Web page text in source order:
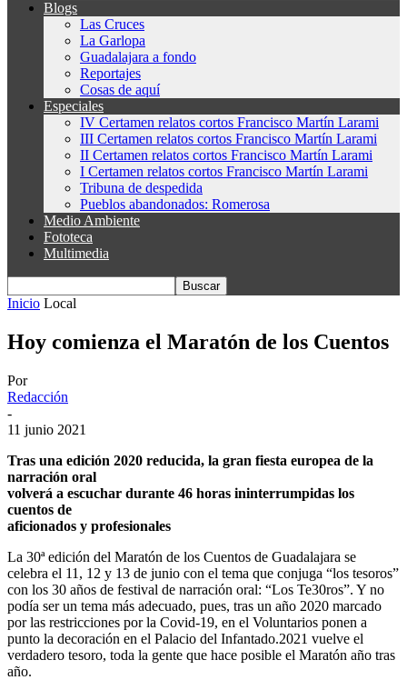
Blogs
Las Cruces
La Garlopa
Guadalajara a fondo
Reportajes
Cosas de aquí
Especiales
IV Certamen relatos cortos Francisco Martín Larami
III Certamen relatos cortos Francisco Martín Larami
II Certamen relatos cortos Francisco Martín Larami
I Certamen relatos cortos Francisco Martín Larami
Tribuna de despedida
Pueblos abandonados: Romerosa
Medio Ambiente
Fototeca
Multimedia
Inicio Local
Hoy comienza el Maratón de los Cuentos
Por
Redacción
-
11 junio 2021
Tras una edición 2020 reducida, la gran fiesta europea de la
narración oral
volverá a escuchar durante 46 horas ininterrumpidas los
cuentos de
aficionados y profesionales
La 30ª edición del Maratón de los Cuentos de Guadalajara se
celebra el 11, 12 y 13 de junio con el tema que conjuga “los tesoros”
con los 30 años de festival de narración oral: “Los Te30ros”. Y no
podía ser un tema más adecuado, pues, tras un año 2020 marcado
por las restricciones por la Covid-19, en el Voluntarios ponen a
punto la decoración en el Palacio del Infantado.2021 vuelve el
verdadero tesoro, toda la gente que hace posible el Maratón año tras
año.